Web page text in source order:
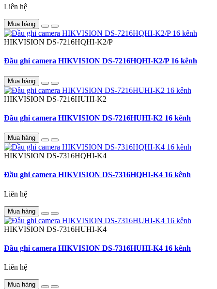
Liên hệ
Mua hàng
HIKVISION DS-7216HQHI-K2/P
Đầu ghi camera HIKVISION DS-7216HQHI-K2/P 16 kênh
Mua hàng
HIKVISION DS-7216HUHI-K2
Đầu ghi camera HIKVISION DS-7216HUHI-K2 16 kênh
Mua hàng
HIKVISION DS-7316HQHI-K4
Đầu ghi camera HIKVISION DS-7316HQHI-K4 16 kênh
Liên hệ
Mua hàng
HIKVISION DS-7316HUHI-K4
Đầu ghi camera HIKVISION DS-7316HUHI-K4 16 kênh
Liên hệ
Mua hàng